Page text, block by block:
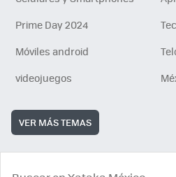
Prime Day 2024
Móviles android
videojuegos
VER MÁS TEMAS